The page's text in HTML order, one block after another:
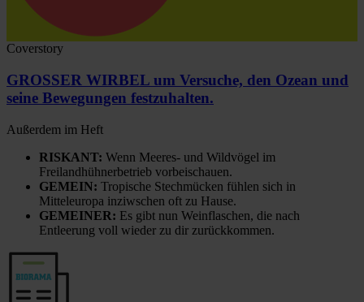
Coverstory
GROSSER WIRBEL um Versuche, den Ozean und
seine Bewegungen festzuhalten.
Außerdem im Heft
RISKANT: Wenn Meeres- und Wildvögel im
Freilandhühnerbetrieb vorbeischauen.
GEMEIN: Tropische Stechmücken fühlen sich in
Mitteleuropa inziwschen oft zu Hause.
GEMEINER: Es gibt nun Weinflaschen, die nach
Entleerung voll wieder zu dir zurückkommen.